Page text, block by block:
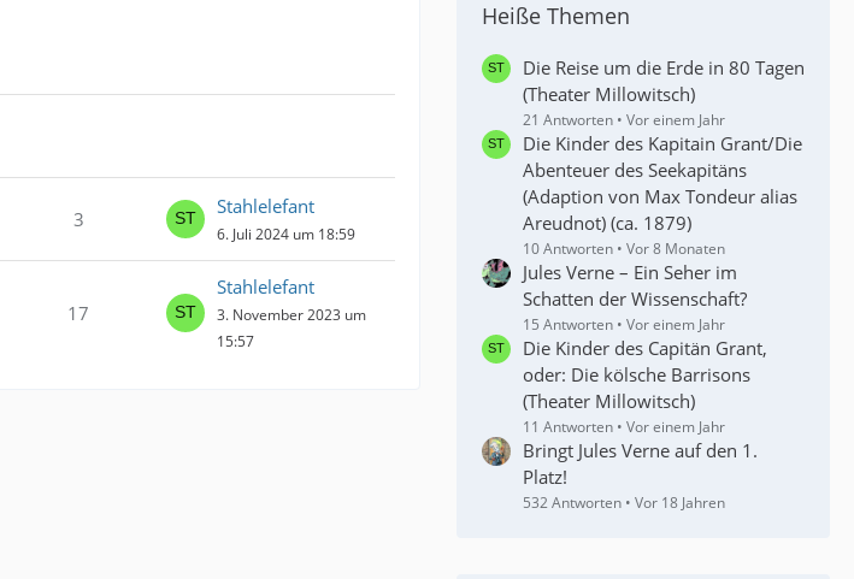
3
Stahlelefant
6. Juli 2024 um 18:59
17
Stahlelefant
3. November 2023 um
15:57
Heiße Themen
Die Reise um die Erde in 80 Tagen
(Theater Millowitsch)
21 Antworten Vor einem Jahr
Die Kinder des Kapitain Grant/Die
Abenteuer des Seekapitäns
(Adaption von Max Tondeur alias
Areudnot) (ca. 1879)
10 Antworten Vor 8 Monaten
Jules Verne – Ein Seher im
Schatten der Wissenschaft?
15 Antworten Vor einem Jahr
Die Kinder des Capitän Grant,
oder: Die kölsche Barrisons
(Theater Millowitsch)
11 Antworten Vor einem Jahr
Bringt Jules Verne auf den 1.
Platz!
532 Antworten Vor 18 Jahren